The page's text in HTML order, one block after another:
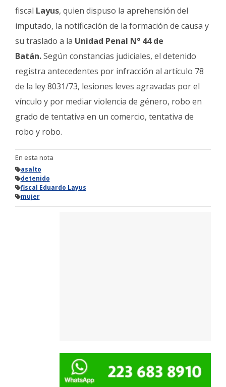
fiscal Layus, quien dispuso la aprehensión del
imputado, la notificación de la formación de causa y
su traslado a la Unidad Penal N° 44 de
Batán.Según constancias judiciales, el detenido
registra antecedentes por infracción al artículo 78
de la ley 8031/73, lesiones leves agravadas por el
vínculo y por mediar violencia de género, robo en
grado de tentativa en un comercio, tentativa de
robo y robo.
En esta nota
asalto
detenido
fiscal Eduardo Layus
mujer